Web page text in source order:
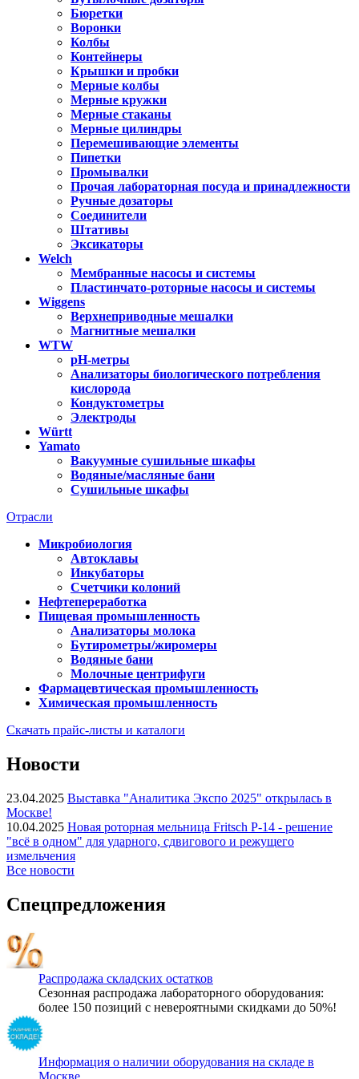
Бюретки
Воронки
Колбы
Контейнеры
Крышки и пробки
Мерные колбы
Мерные кружки
Мерные стаканы
Мерные цилиндры
Перемешивающие элементы
Пипетки
Промывалки
Прочая лабораторная посуда и принадлежности
Ручные дозаторы
Соединители
Штативы
Эксикаторы
Welch
Мембранные насосы и системы
Пластинчато-роторные насосы и системы
Wiggens
Верхнеприводные мешалки
Магнитные мешалки
WTW
pH-метры
Анализаторы биологического потребления
кислорода
Кондуктометры
Электроды
Württ
Yamato
Вакуумные сушильные шкафы
Водяные/масляные бани
Сушильные шкафы
Отрасли
Микробиология
Автоклавы
Инкубаторы
Счетчики колоний
Нефтепереработка
Пищевая промышленность
Анализаторы молока
Бутирометры/жиромеры
Водяные бани
Молочные центрифуги
Фармацевтическая промышленность
Химическая промышленность
Скачать прайс-листы и каталоги
Новости
23.04.2025 Выставка "Аналитика Экспо 2025" открылась в
Москве!
10.04.2025 Новая роторная мельница Fritsch P-14 - решение
"всё в одном" для ударного, сдвигового и режущего
измельчения
Все новости
Спецпредложения
Распродажа складских остатков
Сезонная распродажа лабораторного оборудования:
более 150 позиций с невероятными скидками до 50%!
Информация о наличии оборудования на складе в
Москве